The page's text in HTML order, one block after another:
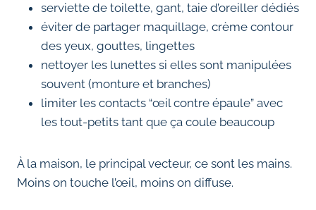
serviette de toilette, gant, taie d’oreiller dédiés
éviter de partager maquillage, crème contour
des yeux, gouttes, lingettes
nettoyer les lunettes si elles sont manipulées
souvent (monture et branches)
limiter les contacts “œil contre épaule” avec
les tout-petits tant que ça coule beaucoup
À la maison, le principal vecteur, ce sont les mains.
Moins on touche l’œil, moins on diffuse.